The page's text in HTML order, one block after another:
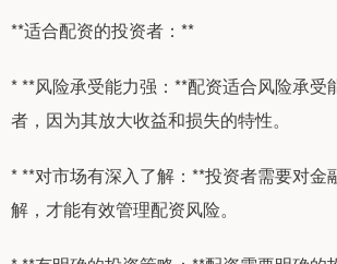
**适合配资的投资者：**
* **风险承受能力强：**配资适合风险承受
者，因为其放大收益和损失的特性。
* **对市场有深入了解：**投资者需要对金
解，才能有效管理配资风险。